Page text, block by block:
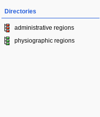
Directories
administrative regions
physiographic regions